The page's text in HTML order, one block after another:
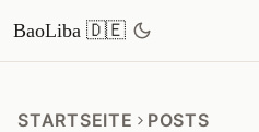
BaoLiba 🇩🇪
STARTSEITE POSTS